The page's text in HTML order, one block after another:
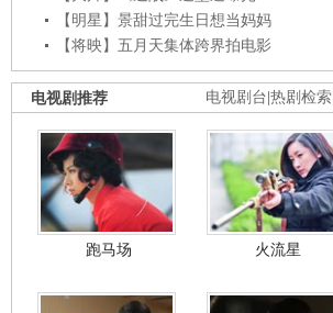
【明星】景甜过完生日想当妈妈
【将映】五月天集体跨界拍电影
电视剧台 热剧检索
电视剧推荐
跑马场 火流星